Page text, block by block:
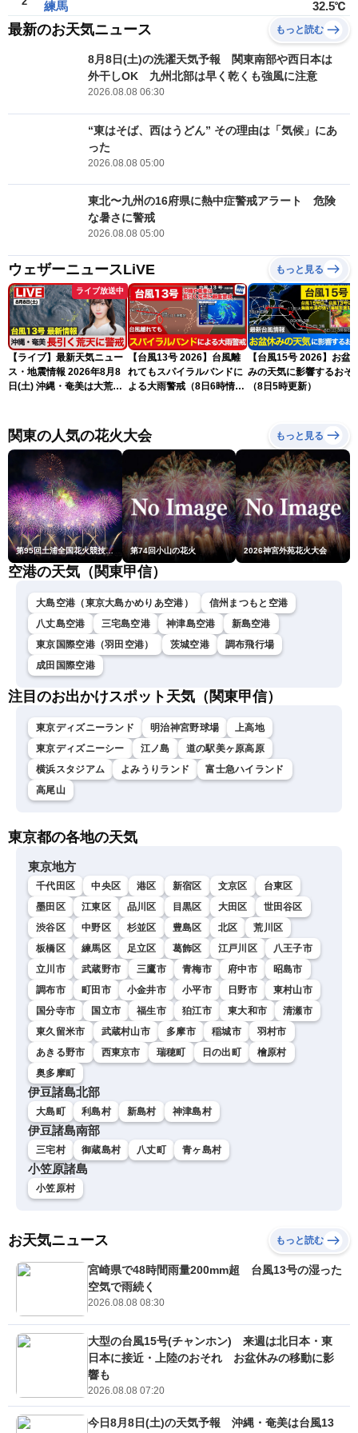
練馬 32.5℃
最新のお天気ニュース もっと読む
8月8日(土)の洗濯天気予報 関東南部や西日本は
外干しOK 九州北部は早く乾くも強風に注意
2026.08.08 06:30
“東はそば、西はうどん” その理由は「気候」にあ
った
2026.08.08 05:00
東北〜九州の16府県に熱中症警戒アラート 危険
な暑さに警戒
2026.08.08 05:00
ウェザーニュースLiVE もっと見る
ライブ放送中
【ライブ】最新天気ニュー
ス・地震情報 2026年8月8
日(土) 沖縄・奄美は大荒れ
ースLiVEサンシャイン・魚
住茉由／山口剛央〉
【台風13号 2026】台風離
れてもスパイラルバンドに
よる大雨警戒（8日6時情
【台風15号 2026】お盆
みの天気に影響するおそ
（8日5時更新）
関東の人気の花火大会 もっと見る
第95回土浦全国花火競技大会 第74回小山の花火 2026神宮外苑花火大会
空港の天気（関東甲信）
大島空港（東京大島かめりあ空港）
信州まつもと空港
八丈島空港
三宅島空港 神津島空港
新島空港
東京国際空港（羽田空港）
茨城空港
調布飛行場
成田国際空港
注目のお出かけスポット天気（関東甲信）
東京ディズニーランド 明治神宮野球場
上高地
東京ディズニーシー
江ノ島
道の駅美ヶ原高原
横浜スタジアム
よみうりランド
富士急ハイランド
高尾山
東京都の各地の天気
東京地方
千代田区 中央区 港区 新宿区 文京区
台東区
墨田区
江東区 品川区 目黒区 大田区
世田谷区
渋谷区
中野区 杉並区 豊島区 北区
荒川区
板橋区
練馬区 足立区 葛飾区 江戸川区
八王子市
立川市
武蔵野市 三鷹市 青梅市 府中市
昭島市
調布市
町田市 小金井市 小平市 日野市
東村山市
国分寺市
国立市 福生市 狛江市 東大和市
清瀬市
東久留米市
武蔵村山市 多摩市 稲城市
羽村市
あきる野市
西東京市 瑞穂町 日の出町
檜原村
奥多摩町
伊豆諸島北部
大島町 利島村 新島村 神津島村
伊豆諸島南部
三宅村 御蔵島村 八丈町 青ヶ島村
小笠原諸島
小笠原村
お天気ニュース もっと読む
宮崎県で48時間雨量200mm超 台風13号の湿った
空気で雨続く
2026.08.08 08:30
大型の台風15号(チャンホン) 来週は北日本・東
日本に接近・上陸のおそれ お盆休みの移動に影
響も
2026.08.08 07:20
今日8月8日(土)の天気予報 沖縄・奄美は台風13